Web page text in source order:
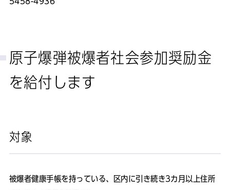
原子爆弾被爆者社会参加奨励金
を給付します
対象
被爆者健康手帳を持っている、区内に引き続き3カ月以上住所